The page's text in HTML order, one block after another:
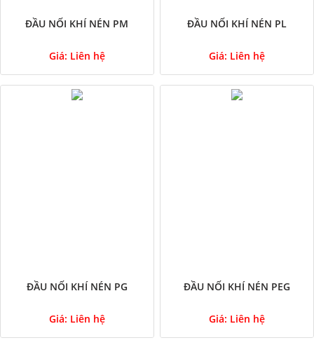
ĐẦU NỐI KHÍ NÉN PM
Giá: Liên hệ
ĐẦU NỐI KHÍ NÉN PL
Giá: Liên hệ
ĐẦU NỐI KHÍ NÉN PG
Giá: Liên hệ
ĐẦU NỐI KHÍ NÉN PEG
Giá: Liên hệ